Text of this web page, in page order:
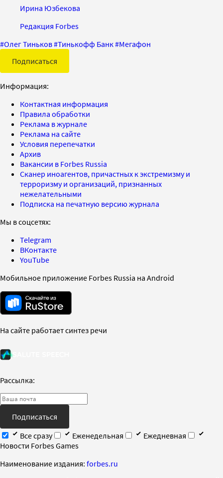
Ирина Юзбекова
Редакция Forbes
#Олег Тиньков#Тинькофф Банк#Мегафон
Подписаться
Информация:
Контактная информация
Правила обработки
Реклама в журнале
Реклама на сайте
Условия перепечатки
Архив
Вакансии в Forbes Russia
Сканер иноагентов, причастных к экстремизму и
терроризму и организаций, признанных
нежелательными
Подписка на печатную версию журнала
Мы в соцсетях:
Telegram
ВКонтакте
YouTube
Мобильное приложение Forbes Russia на Android
На сайте работает синтез речи
Рассылка:
Подписаться
Все сразу
Еженедельная
Ежедневная
Новости Forbes Games
Наименование издания: forbes.ru